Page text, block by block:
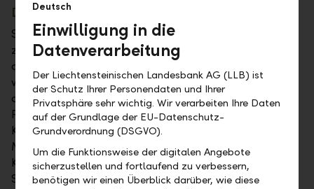
Das Erfolgsrezept der Vergangenheit…
Seit den 1980er- Jahren war die Diversifikation über
zwei Anlageklassen hinweg der Modus Operandi in
der Vermögensverwaltung. Mit dieser Kombination
war es möglich, risikobereinigte Renditen, ähnlich
des S&P 500 zu erreichen, bei gleichzeitig geringerer
Preisschwankung (Volatilität). Warum war diese
Kombination so beliebt? Der Blick auf das damalige
Marktumfeld zeigt, dass die Gegebenheiten für diese
Kombination äusserst opportun waren. Auf der einen
Seite sanken die Renditen für US-Staatsanleihen
Deutsch
Einwilligung in die
Datenverarbeitung
Der Liechtensteinischen Landesbank AG (LLB) ist
der Schutz Ihrer Personendaten und Ihrer
Privatsphäre sehr wichtig. Wir verarbeiten Ihre Daten
auf der Grundlage der EU-Datenschutz-
Grundverordnung (DSGVO).
Um die Funktionsweise der digitalen Angebote
sicherzustellen und fortlaufend zu verbessern,
benötigen wir einen Überblick darüber, wie diese